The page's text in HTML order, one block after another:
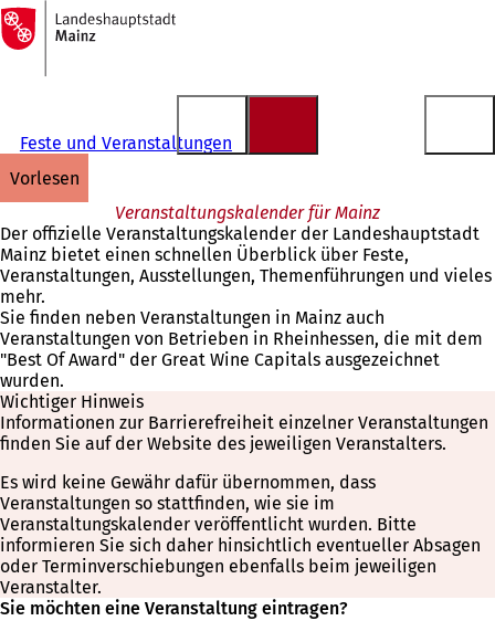
Inhalt anspringen
Zur
Startseite
Feste und Veranstaltungen
vorlesen
Veranstaltungskalender für Mainz
Der offizielle Veranstaltungskalender der Landeshauptstadt
Mainz bietet einen schnellen Überblick über Feste,
Veranstaltungen, Ausstellungen, Themenführungen und vieles
mehr.
Sie finden neben Veranstaltungen in Mainz auch
Veranstaltungen von Betrieben in Rheinhessen, die mit dem
"Best Of Award" der Great Wine Capitals ausgezeichnet
wurden.
Wichtiger Hinweis
Informationen zur Barrierefreiheit einzelner Veranstaltungen
finden Sie auf der Website des jeweiligen Veranstalters.
Es wird keine Gewähr dafür übernommen, dass
Veranstaltungen so stattfinden, wie sie im
Veranstaltungskalender veröffentlicht wurden. Bitte
informieren Sie sich daher hinsichtlich eventueller Absagen
oder Terminverschiebungen ebenfalls beim jeweiligen
Veranstalter.
Sie möchten eine Veranstaltung eintragen?